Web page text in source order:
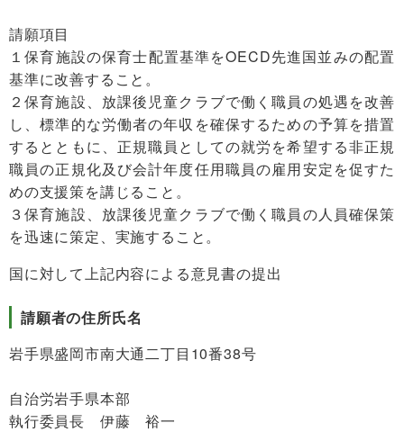
請願項目
１保育施設の保育士配置基準をOECD先進国並みの配置
基準に改善すること。
２保育施設、放課後児童クラブで働く職員の処遇を改善
し、標準的な労働者の年収を確保するための予算を措置
するとともに、正規職員としての就労を希望する非正規
職員の正規化及び会計年度任用職員の雇用安定を促すた
めの支援策を講じること。
３保育施設、放課後児童クラブで働く職員の人員確保策
を迅速に策定、実施すること。
国に対して上記内容による意見書の提出
請願者の住所氏名
岩手県盛岡市南大通二丁目10番38号
自治労岩手県本部
執行委員長 伊藤 裕一